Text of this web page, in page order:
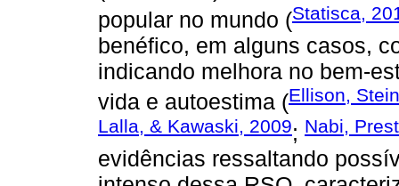
popular no mundo (Statisca,
benéfico, em alguns casos,
indicando melhora no bem-
vida e autoestima (Ellison,
Lalla, & Kawaski, 2009; Nabi,
evidências ressaltando